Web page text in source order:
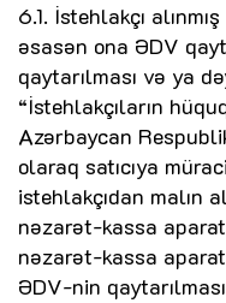
6.1. İstehlakçı
əsasən ona ƏDV
qaytarılması və ya
“İstehlakçıların
Azərbaycan
olaraq satıcıya
istehlakçıdan malın
nəzarət-kassa
nəzarət-kassa
ƏDV-nin